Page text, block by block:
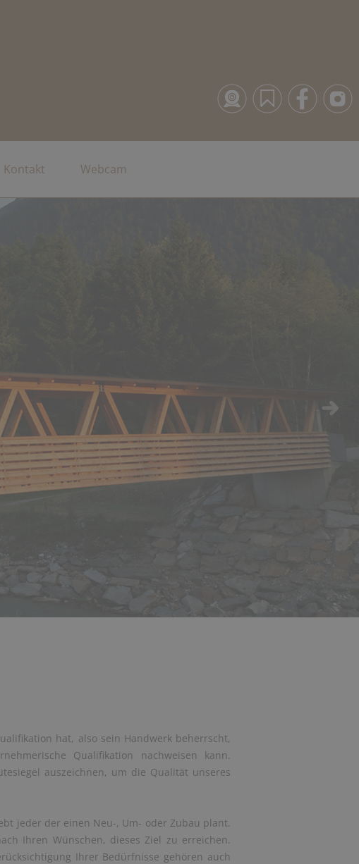
Kontakt Webcam
hat, also sein Handwerk beherrscht,
Qualifikation nachweisen kann.
auszeichnen, um die Qualität unseres
jeder der einen Neu-, Um- oder Zubau plant.
Ihren Wünschen, dieses Ziel zu erreichen.
Ihrer Bedürfnisse gehören auch